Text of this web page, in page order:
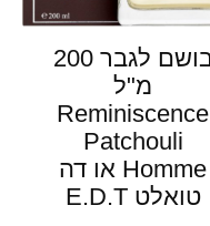
בושם לגבר 200
מ"ל
Reminiscence
Patchouli
Homme או דה
טואלט E.D.T